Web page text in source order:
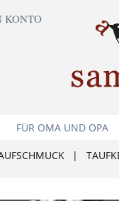
KONTO
FÜR OMA UND OPA
|